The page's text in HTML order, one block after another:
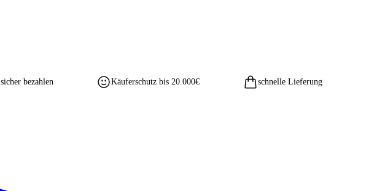
sicher bezahlen Käuferschutz bis 20.000€ schnelle Lieferung